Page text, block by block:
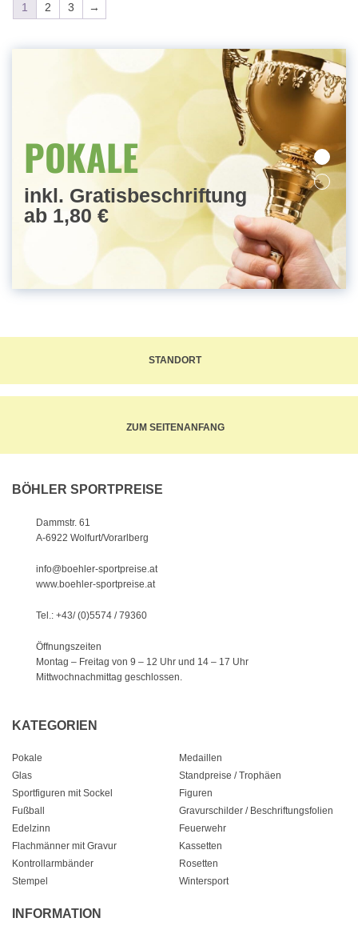
1 2 3 →
POKALE
inkl. Gratisbeschriftung
ab 1,80 €
MEDAILLEN
STANDORT
ZUM SEITENANFANG
BÖHLER SPORTPREISE
Dammstr. 61
A-6922 Wolfurt/Vorarlberg
info@boehler-sportpreise.at
www.boehler-sportpreise.at
Tel.: +43/ (0)5574 / 79360
Öffnungszeiten
Montag – Freitag von 9 – 12 Uhr und 14 – 17 Uhr
Mittwochnachmittag geschlossen.
KATEGORIEN
Pokale
Medaillen
Glas
Standpreise / Trophäen
Sportfiguren mit Sockel
Figuren
Fußball
Gravurschilder / Beschriftungsfolien
Edelzinn
Feuerwehr
Flachmänner mit Gravur
Kassetten
Kontrollarmbänder
Rosetten
Stempel
Wintersport
INFORMATION